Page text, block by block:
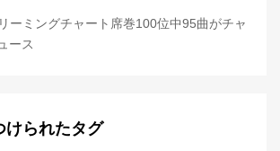
ーミングチャート席巻100位中95曲がチャ
ース
けられたタグ